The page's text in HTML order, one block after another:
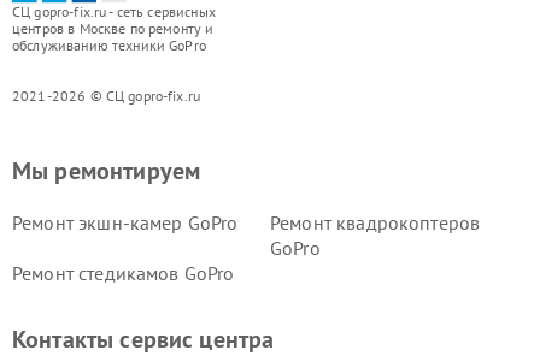
СЦ gopro-fix.ru - сеть сервисных
центров в Москве по ремонту и
обслуживанию техники GoPro
2021-2026 © СЦ gopro-fix.ru
Мы ремонтируем
Ремонт экшн-камер GoPro
Ремонт квадрокоптеров
GoPro
Ремонт стедикамов GoPro
Контакты сервис центра